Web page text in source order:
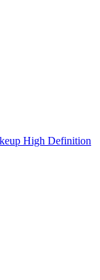
High Definition